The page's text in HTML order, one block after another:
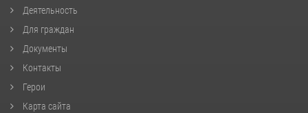
Деятельность
Для граждан
Документы
Контакты
Герои
Карта сайта